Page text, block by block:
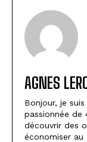
AGNES
Bonjour, je
passionnée de
découvrir des
économiser au